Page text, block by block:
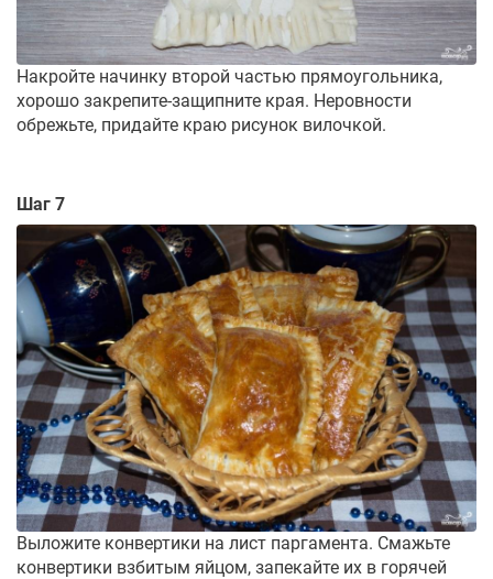
Накройте начинку второй частью прямоугольника,
хорошо закрепите-защипните края. Неровности
обрежьте, придайте краю рисунок вилочкой.
Шаг 7
Выложите конвертики на лист паргамента. Смажьте
конвертики взбитым яйцом, запекайте их в горячей